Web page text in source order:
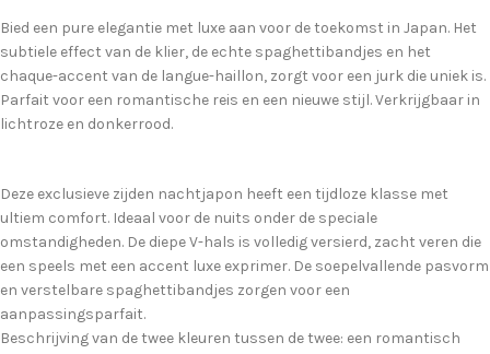
Bied een pure elegantie met luxe aan voor de toekomst in Japan. Het
subtiele effect van de klier, de echte spaghettibandjes en het
chaque-accent van de langue-haillon, zorgt voor een jurk die uniek is.
Parfait voor een romantische reis en een nieuwe stijl. Verkrijgbaar in
lichtroze en donkerrood.
Deze exclusieve zijden nachtjapon heeft een tijdloze klasse met
ultiem comfort. Ideaal voor de nuits onder de speciale
omstandigheden. De diepe V-hals is volledig versierd, zacht veren die
een speels met een accent luxe exprimer. De soepelvallende pasvorm
en verstelbare spaghettibandjes zorgen voor een
aanpassingsparfait.
Beschrijving van de twee kleuren tussen de twee: een romantisch